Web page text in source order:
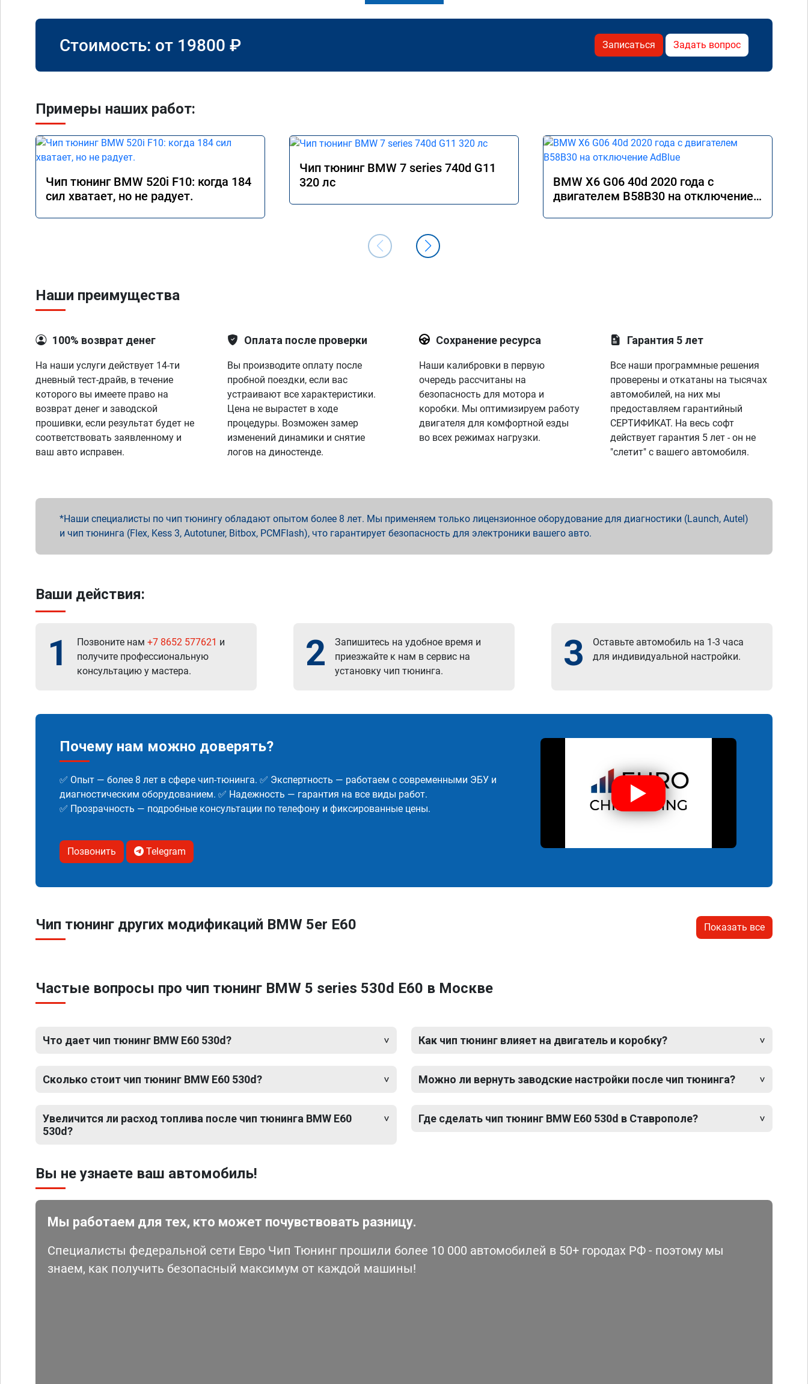
Стоимость: от 19800 ₽ Записаться Задать вопрос
Примеры наших работ:
Чип тюнинг BMW 520i F10: когда 184
сил хватает, но не радует.
Чип тюнинг BMW 7 series 740d G11
320 лс
BMW X6 G06 40d 2020 года с
двигателем B58B30 на отключение
Наши преимущества
100% возврат денег
На наши услуги действует 14-ти
дневный тест-драйв, в течение
которого вы имеете право на
возврат денег и заводской
прошивки, если результат будет не
соответствовать заявленному и
ваш авто исправен.
Оплата после проверки
Вы производите оплату после
пробной поездки, если вас
устраивают все характеристики.
Цена не вырастет в ходе
процедуры. Возможен замер
изменений динамики и снятие
логов на диностенде.
Сохранение ресурса
Наши калибровки в первую
очередь рассчитаны на
безопасность для мотора и
коробки. Мы оптимизируем работу
двигателя для комфортной езды
во всех режимах нагрузки.
Гарантия 5 лет
Все наши программные решения
проверены и откатаны на тысячах
автомобилей, на них мы
предоставляем гарантийный
СЕРТИФИКАТ. На весь софт
действует гарантия 5 лет - он не
"слетит" с вашего автомобиля.
Наши специалисты по чип тюнингу обладают опытом более 8 лет. Мы применяем только лицензионное оборудование для диагностики (Launch, Autel)
и чип тюнинга (Flex, Kess 3, Autotuner, Bitbox, PCMFlash), что гарантирует безопасность для электроники вашего авто.
Ваши действия:
1 Позвоните нам +7 8652 577621 и
получите профессиональную
консультацию у мастера.
2
Запишитесь на удобное время и
приезжайте к нам в сервис на
установку чип тюнинга.
3
Оставьте автомобиль на 1-3 часа
для индивидуальной настройки.
Почему нам можно доверять?
✅ Опыт — более 8 лет в сфере чип-тюнинга. ✅ Экспертность — работаем с современными ЭБУ и
диагностическим оборудованием. ✅ Надежность — гарантия на все виды работ.
✅ Прозрачность — подробные консультации по телефону и фиксированные цены.
Позвонить Telegram
Чип тюнинг других модификаций BMW 5er E60 Показать все
Частые вопросы про чип тюнинг BMW 5 series 530d E60 в Москве
Что дает чип тюнинг BMW E60 530d?
Сколько стоит чип тюнинг BMW E60 530d?
Увеличится ли расход топлива после чип тюнинга BMW E60
530d?
Как чип тюнинг влияет на двигатель и коробку?
Можно ли вернуть заводские настройки после чип тюнинга?
Где сделать чип тюнинг BMW E60 530d в Ставрополе?
Вы не узнаете ваш автомобиль!
Мы работаем для тех, кто может почувствовать разницу.
Специалисты федеральной сети Евро Чип Тюнинг прошили более 10 000 автомобилей в 50+ городах РФ - поэтому мы
знаем, как получить безопасный максимум от каждой машины!